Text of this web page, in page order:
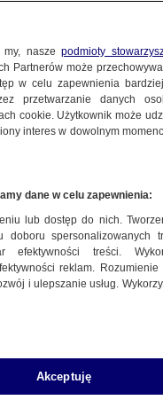
10:20
a przy
razem do
dokonał
wspiął się
my, naszepodmioty
Partnerów może
w celu zapewnienia
przetwarzanie danych
cookie. Użytkownik może
interes w dowolnym
dane w celu zapewnienia:
lub dostęp do nich.
doboru spersonalizowanych
efektywności treści.
reklam.
i ulepszanie usług.
Akceptuję